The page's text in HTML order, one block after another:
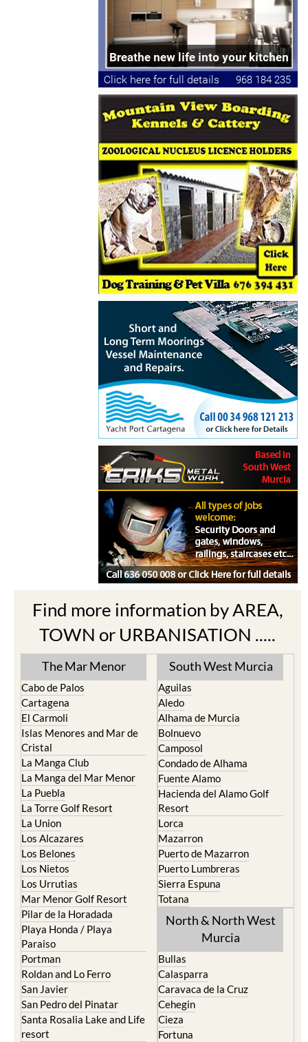
Find more information by AREA,
TOWN or URBANISATION .....
The Mar Menor
Cabo de Palos
Cartagena
El Carmoli
Islas Menores and Mar de
Cristal
La Manga Club
La Manga del Mar Menor
La Puebla
La Torre Golf Resort
La Union
Los Alcazares
Los Belones
Los Nietos
Los Urrutias
Mar Menor Golf Resort
Pilar de la Horadada
Playa Honda / Playa
Paraiso
Portman
Roldan and Lo Ferro
San Javier
San Pedro del Pinatar
Santa Rosalia Lake and Life
resort
South West Murcia
Aguilas
Aledo
Alhama de Murcia
Bolnuevo
Camposol
Condado de Alhama
Fuente Alamo
Hacienda del Alamo Golf
Resort
Lorca
Mazarron
Puerto de Mazarron
Puerto Lumbreras
Sierra Espuna
Totana
North & North West
Murcia
Bullas
Calasparra
Caravaca de la Cruz
Cehegin
Cieza
Fortuna